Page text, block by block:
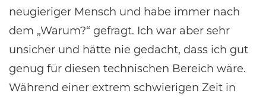
neugieriger Mensch und habe immer nach
dem „Warum?“ gefragt. Ich war aber sehr
unsicher und hätte nie gedacht, dass ich gut
genug für diesen technischen Bereich wäre.
Während einer extrem schwierigen Zeit in